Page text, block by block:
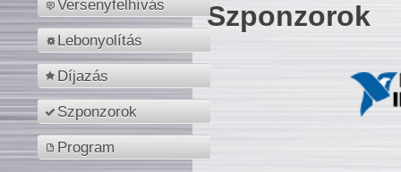
Versenyfelhívás
Lebonyolítás
Díjazás
Szponzorok
Program
Szponzorok